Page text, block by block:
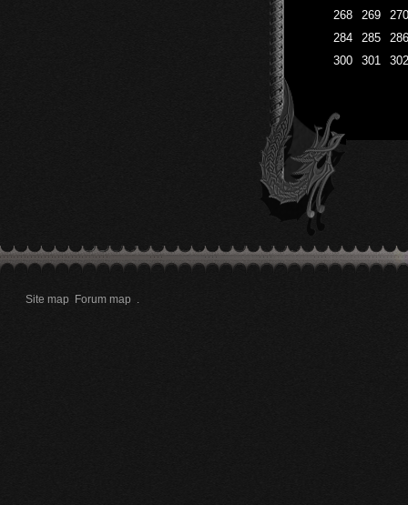
268
269
270
284
285
286
300
301 302
Site map Forum map .